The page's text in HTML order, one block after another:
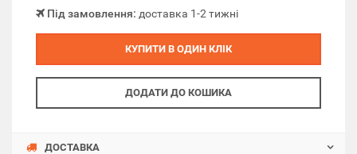
Під замовлення: доставка 1-2 тижні
КУПИТИ В ОДИН КЛІК
ДОДАТИ ДО КОШИКА
ДОСТАВКА